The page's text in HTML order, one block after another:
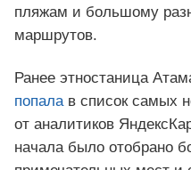
пляжам и большому
маршрутов.
Ранее этностаница
попалав список самых
от аналитиков
начала было отобрано